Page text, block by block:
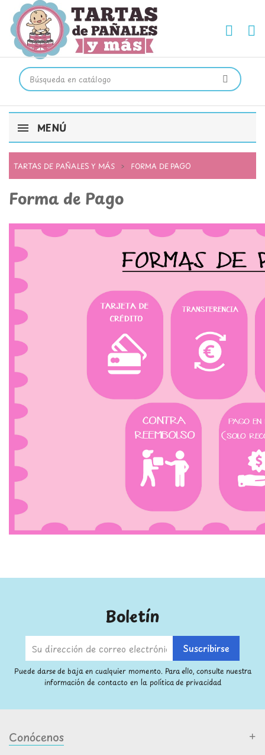
MENÚ
TARTAS DE PAÑALES Y MÁS FORMA DE PAGO
Forma de Pago
Boletín
Puede darse de baja en cualquier momento. Para ello, consulte nuestra
información de contacto en la política de privacidad
Conócenos